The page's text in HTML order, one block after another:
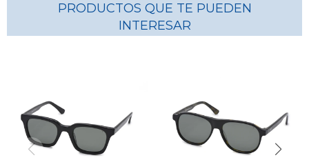
PRODUCTOS QUE TE PUEDEN
INTERESAR